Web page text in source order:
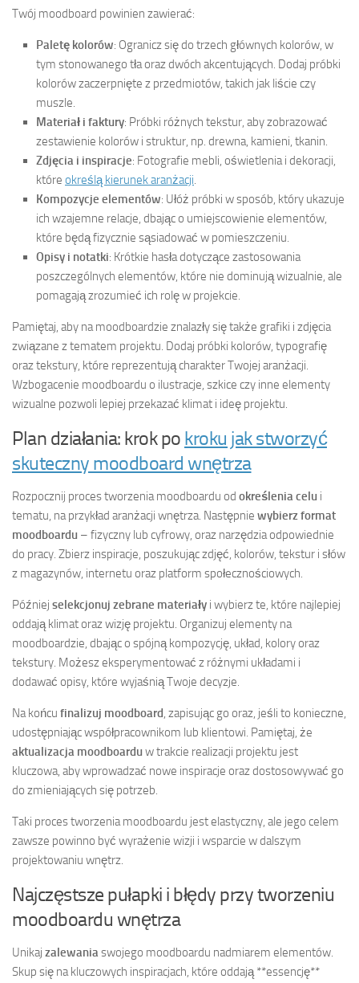
Twój moodboard powinien zawierać:
Paletę kolorów: Ogranicz się do trzech głównych kolorów, w
tym stonowanego tła oraz dwóch akcentujących. Dodaj próbki
kolorów zaczerpnięte z przedmiotów, takich jak liście czy
muszle.
Materiał i faktury: Próbki różnych tekstur, aby zobrazować
zestawienie kolorów i struktur, np. drewna, kamieni, tkanin.
Zdjęcia i inspiracje: Fotografie mebli, oświetlenia i dekoracji,
które określą kierunek aranżacji.
Kompozycje elementów: Ułóż próbki w sposób, który ukazuje
ich wzajemne relacje, dbając o umiejscowienie elementów,
które będą fizycznie sąsiadować w pomieszczeniu.
Opisy i notatki: Krótkie hasła dotyczące zastosowania
poszczególnych elementów, które nie dominują wizualnie, ale
pomagają zrozumieć ich rolę w projekcie.
Pamiętaj, aby na moodboardzie znalazły się także grafiki i zdjęcia
związane z tematem projektu. Dodaj próbki kolorów, typografię
oraz tekstury, które reprezentują charakter Twojej aranżacji.
Wzbogacenie moodboardu o ilustracje, szkice czy inne elementy
wizualne pozwoli lepiej przekazać klimat i ideę projektu.
Plan działania: krok po kroku jak stworzyć
skuteczny moodboard wnętrza
Rozpocznij proces tworzenia moodboardu od określenia celu i
tematu, na przykład aranżacji wnętrza. Następnie wybierz format
moodboardu – fizyczny lub cyfrowy, oraz narzędzia odpowiednie
do pracy. Zbierz inspiracje, poszukując zdjęć, kolorów, tekstur i słów
z magazynów, internetu oraz platform społecznościowych.
Później selekcjonuj zebrane materiały i wybierz te, które najlepiej
oddają klimat oraz wizję projektu. Organizuj elementy na
moodboardzie, dbając o spójną kompozycję, układ, kolory oraz
tekstury. Możesz eksperymentować z różnymi układami i
dodawać opisy, które wyjaśnią Twoje decyzje.
Na końcu finalizuj moodboard, zapisując go oraz, jeśli to konieczne,
udostępniając współpracownikom lub klientowi. Pamiętaj, że
aktualizacja moodboarduw trakcie realizacji projektu jest
kluczowa, aby wprowadzać nowe inspiracje oraz dostosowywać go
do zmieniających się potrzeb.
Taki proces tworzenia moodboardu jest elastyczny, ale jego celem
zawsze powinno być wyrażenie wizji i wsparcie w dalszym
projektowaniu wnętrz.
Najczęstsze pułapki i błędy przy tworzeniu
moodboardu wnętrza
Unikaj zalewaniaswojego moodboardu nadmiarem elementów.
Skup się na kluczowych inspiracjach, które oddają **essencję**